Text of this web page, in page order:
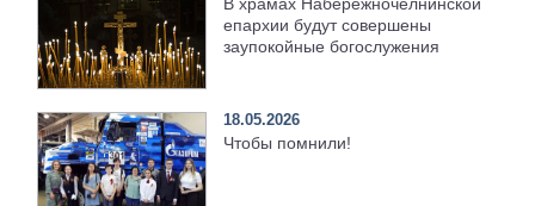
епархии будут совершены
заупокойные богослужения
18.05.2026
Чтобы помнили!